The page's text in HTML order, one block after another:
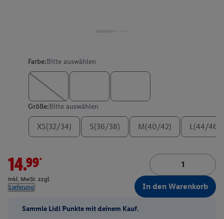
Farbe:Bitte auswählen
Größe:Bitte auswählen
XS(32/34) S(36/38) M(40/42) L(44/46)
14.99*
inkl. MwSt. zzgl.
Lieferung
In den Warenkorb
Sammle Lidl Punkte mit deinem Kauf.